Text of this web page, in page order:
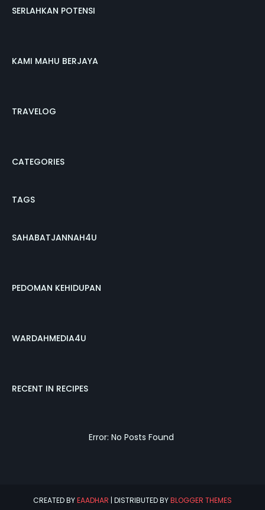
SERLAHKAN POTENSI
KAMI MAHU BERJAYA
TRAVELOG
CATEGORIES
TAGS
SAHABATJANNAH4U
PEDOMAN KEHIDUPAN
WARDAHMEDIA4U
RECENT IN RECIPES
Error: No Posts Found
CREATED BYEAADHAR | DISTRIBUTED BYBLOGGER THEMES